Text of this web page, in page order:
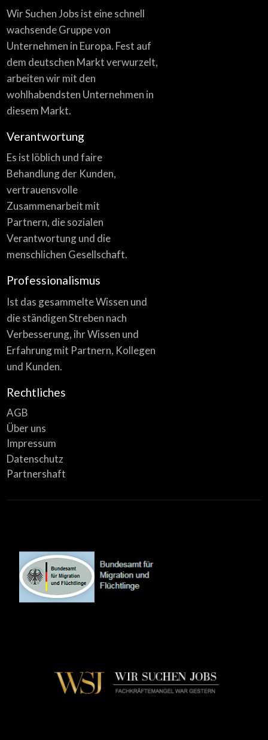
Wir Suchen Jobs ist eine schnell
wachsende Gruppe von
Unternehmen in Europa. Fest auf
dem deutschen Markt verwurzelt,
arbeiten wir mit den
wohlhabendsten Unternehmen in
diesem Markt.
Verantwortung
Es ist löblich und faire
Behandlung der Kunden,
vertrauensvolle
Zusammenarbeit mit
Partnern, die sozialen
Verantwortung und die
menschlichen Gesellschaft.
Professionalismus
Ist das gesammelte Wissen und
die ständigen Streben nach
Verbesserung, ihr Wissen und
Erfahrung mit Partnern, Kollegen
und Kunden.
Rechtliches
AGB
Über uns
Impressum
Datenschutz
Partnershaft